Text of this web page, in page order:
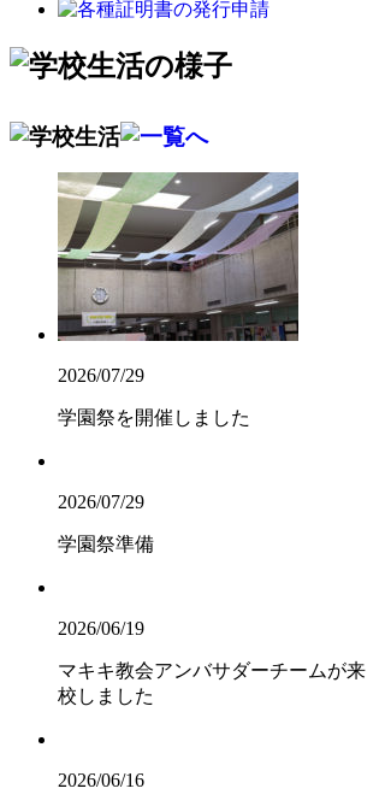
2026/07/29
学園祭を開催しました
2026/07/29
学園祭準備
2026/06/19
マキキ教会アンバサダーチームが来
校しました
2026/06/16